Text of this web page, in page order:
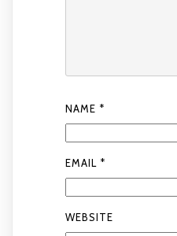
NAME *
EMAIL *
WEBSITE